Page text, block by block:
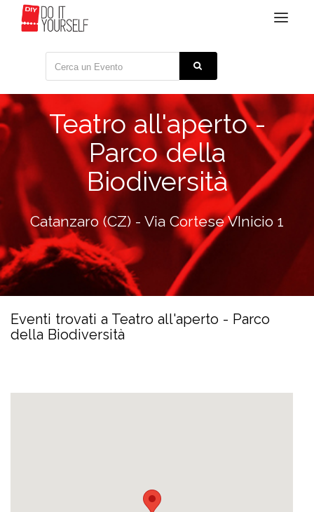
Toggle
Teatro all'aperto -
Parco della
Biodiversità
Catanzaro (CZ) - Via Cortese VInicio 1
Eventi trovati a Teatro all'aperto - Parco
della Biodiversità